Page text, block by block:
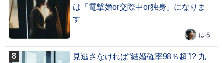
は「電撃婚or交際中or独身」になりま
す
はる
見逃さなければ“結婚確率98％超”!? 九